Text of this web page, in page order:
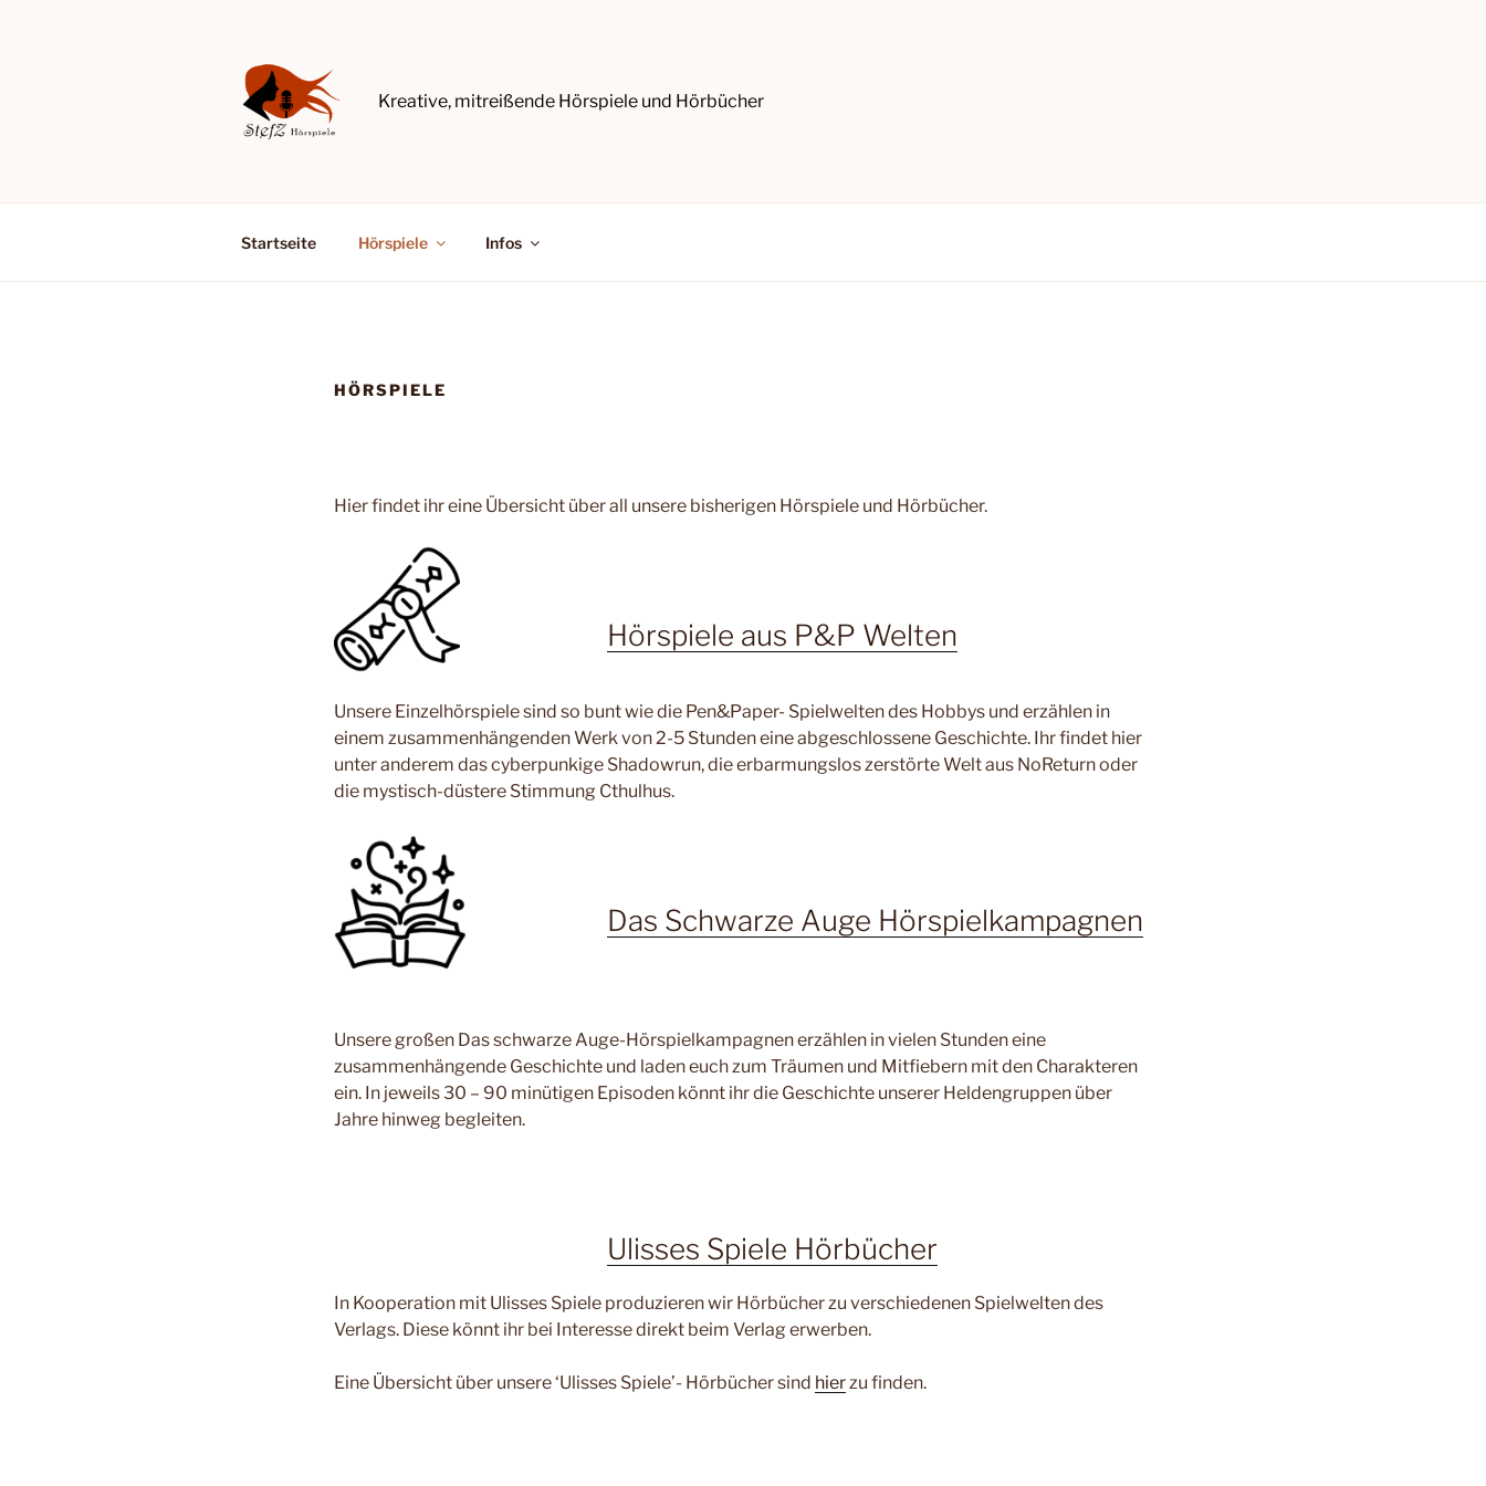
Kreative, mitreißende Hörspiele und Hörbücher
Startseite Hörspiele Infos
HÖRSPIELE
Hier findet ihr eine Übersicht über all unsere bisherigen Hörspiele und Hörbücher.
Hörspiele aus P&P Welten
Unsere Einzelhörspiele sind so bunt wie die Pen&Paper- Spielwelten des Hobbys und erzählen in
einem zusammenhängenden Werk von 2-5 Stunden eine abgeschlossene Geschichte. Ihr findet hier
unter anderem das cyberpunkige Shadowrun, die erbarmungslos zerstörte Welt aus NoReturn oder
die mystisch-düstere Stimmung Cthulhus.
Das Schwarze Auge Hörspielkampagnen
Unsere großen Das schwarze Auge-Hörspielkampagnen erzählen in vielen Stunden eine
zusammenhängende Geschichte und laden euch zum Träumen und Mitfiebern mit den Charakteren
ein. In jeweils 30 – 90 minütigen Episoden könnt ihr die Geschichte unserer Heldengruppen über
Jahre hinweg begleiten.
Ulisses Spiele Hörbücher
In Kooperation mit Ulisses Spiele produzieren wir Hörbücher zu verschiedenen Spielwelten des
Verlags. Diese könnt ihr bei Interesse direkt beim Verlag erwerben.
Eine Übersicht über unsere ‘Ulisses Spiele’- Hörbücher sind hierzu finden.